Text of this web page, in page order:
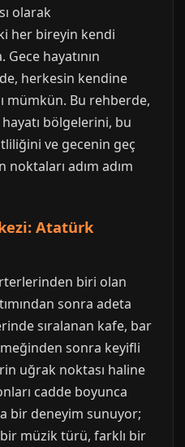
olarak
her bireyin kendi
hayatının
herkesin kendine
mümkün. Bu rehberde,
hayatı bölgelerini, bu
ve gecenin geç
adım adım
Atatürk
biri olan
sonra adeta
sıralanan kafe, bar
sonra keyifli
uğrak noktası haline
cadde boyunca
bir deneyim sunuyor;
müzik türü, farklı bir